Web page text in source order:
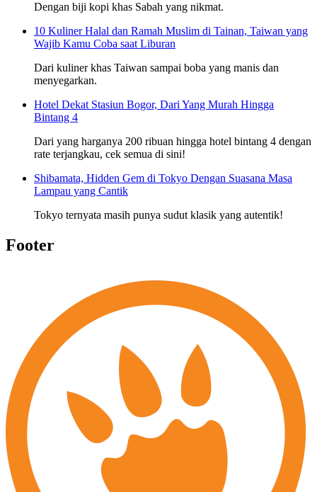
Dengan biji kopi khas Sabah yang nikmat.
10 Kuliner Halal dan Ramah Muslim di Tainan, Taiwan yang
Wajib Kamu Coba saat Liburan
Dari kuliner khas Taiwan sampai boba yang manis dan
menyegarkan.
Hotel Dekat Stasiun Bogor, Dari Yang Murah Hingga
Bintang 4
Dari yang harganya 200 ribuan hingga hotel bintang 4 dengan
rate terjangkau, cek semua di sini!
Shibamata, Hidden Gem di Tokyo Dengan Suasana Masa
Lampau yang Cantik
Tokyo ternyata masih punya sudut klasik yang autentik!
Footer